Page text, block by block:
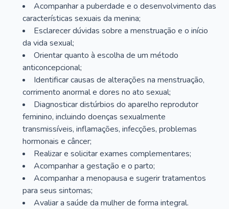
Acompanhar a puberdade e o desenvolvimento das
características sexuais da menina;
Esclarecer dúvidas sobre a menstruação e o início
da vida sexual;
Orientar quanto à escolha de um método
anticoncepcional;
Identificar causas de alterações na menstruação,
corrimento anormal e dores no ato sexual;
Diagnosticar distúrbios do aparelho reprodutor
feminino, incluindo doenças sexualmente
transmissíveis, inflamações, infecções, problemas
hormonais e câncer;
Realizar e solicitar exames complementares;
Acompanhar a gestação e o parto;
Acompanhar a menopausa e sugerir tratamentos
para seus sintomas;
Avaliar a saúde da mulher de forma integral.